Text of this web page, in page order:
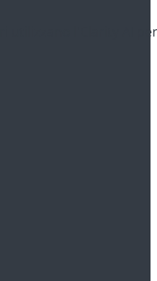
utilizzano l'Clarity AI